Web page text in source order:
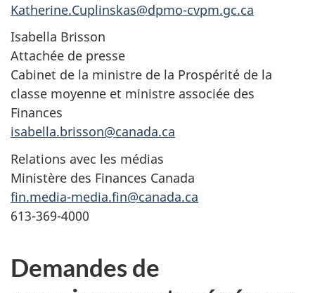
Katherine.Cuplinskas@dpmo-cvpm.gc.ca
Isabella Brisson
Attachée de presse
Cabinet de la ministre de la Prospérité de la
classe moyenne et ministre associée des
Finances
isabella.brisson@canada.ca
Relations avec les médias
Ministère des Finances Canada
fin.media-media.fin@canada.ca
613-369-4000
Demandes de